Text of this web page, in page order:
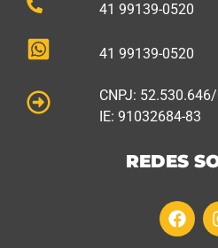
41 99139-0520
41 99139-0520
CNPJ:
IE: 91032684-83
REDES